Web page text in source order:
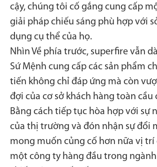
cậy, chúng tôi cố gắng cung cấp
giải pháp chiếu sáng phù hợp với
dụng cụ thể của họ.
Nhìn Về phía trước, superfire vẫn
Sứ Mệnh cung cấp các sản phẩm
tiến không chỉ đáp ứng mà còn
đợi của cơ sở khách hàng toàn cầu
Bằng cách tiếp tục hòa hợp với sự
của thị trường và đón nhận sự đổi
mong muốn củng cố hơn nữa vị
một công ty hàng đầu trong